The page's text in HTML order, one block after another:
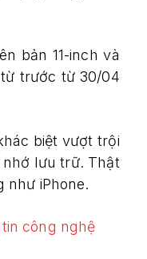
bản 11-inch và
trước từ 30/04
biệt vượt trội
nhớ lưu trữ. Thật
như iPhone.